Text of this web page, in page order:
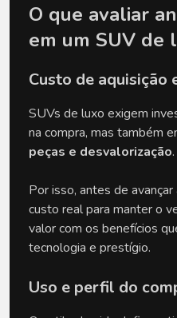
O que avaliar
em um SUV de
Custo de aquisição
SUVs de luxo exigem
na compra, mas também
peças e desvalorização.
Por isso, antes de
custo real para manter o
valor com os benefícios
tecnologia e prestígio.
Uso e perfil do